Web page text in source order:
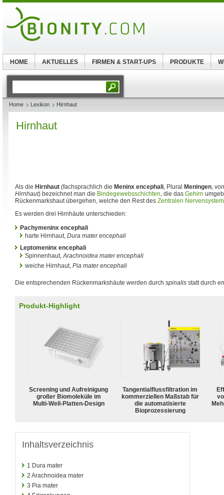
Home Lexikon Hirnhaut
Hirnhaut
Als die Hirnhaut (fachsprachlich die Meninx encephali, Plural Meningen,
Hirnhaut) bezeichnet man die Bindegewebsschichten, die das Gehirn
Rückenmarkshaut übergehen, welche den Rest des Zentralen
Es werden drei Hirnhäute unterschieden:
Pachymeninx encephali
harte Hirnhaut, Dura mater encephali
Leptomeninx encephali
Spinnenhaut,Arachnoidea mater encephali
weiche Hirnhaut, Pia mater encephali
Die entsprechenden Rückenmarkshäute werden durch spinalis statt durch
Produkt-Highlight
Screening und Aufreinigung
großer Biomoleküle im
Multi-Well-Platten-Design
Tangentialflussfiltration im
kommerziellen Maßstab für
die automatisierte
Bioprozessierung
Inhaltsverzeichnis
1 Dura mater
2 Arachnoidea mater
3 Pia mater
HOME AKTUELLES FIRMEN & START-UPS PRODUKTE